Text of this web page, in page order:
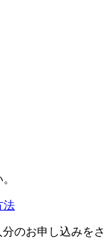
法
のお申し込みをさ